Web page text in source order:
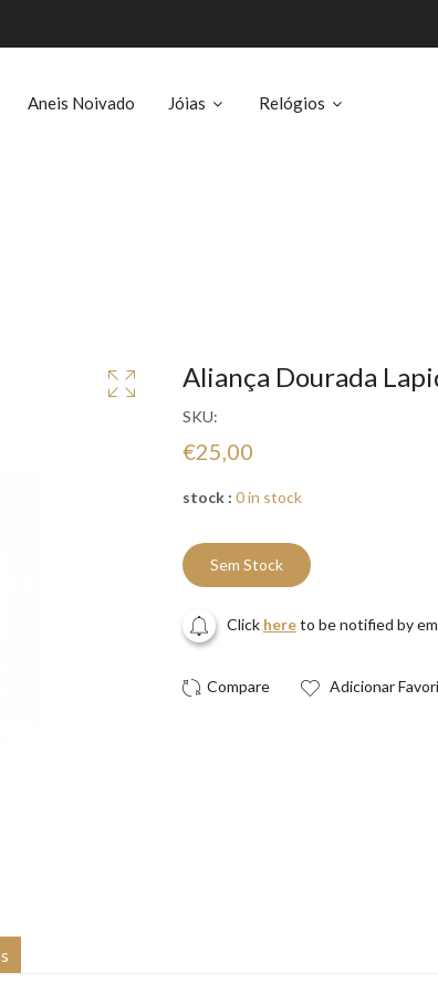
Aneis Noivado Jóias Relógios
Aliança Dourada
SKU:
€25,00
stock : 0 in stock
Sem Stock
Click hereto be notified by
Adicionar